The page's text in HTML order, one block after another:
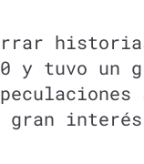
y tuvo un
gran